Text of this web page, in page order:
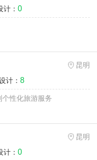
计： 0
昆明
计： 8
性化旅游服务
昆明
计： 0